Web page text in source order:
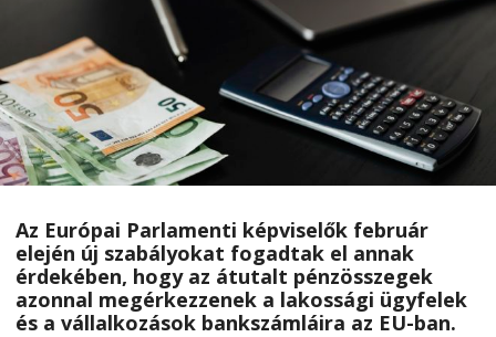
Az Európai Parlamenti képviselők február
elején új szabályokat fogadtak el annak
érdekében, hogy az átutalt pénzösszegek
azonnal megérkezzenek a lakossági ügyfelek
és a vállalkozások bankszámláira az EU-ban.